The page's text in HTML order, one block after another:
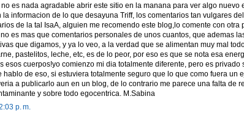
es nada agradable abrir este sitio en la manana para ver algo nuevo
la informacion de lo que desayuna Triff, los comentarios tan vulgares
de la tal IsaA, alguien me recomendo este blog,lo comente con otra
es mas que comentarios personales de unos cuantos, que ademas
que digamos, y ya lo veo, a la verdad que se alimentan muy mal
pastelitos, leche, etc, es de lo peor, por eso es que se nota esa
esos cuerpos!yo comienzo mi dia totalmente diferente, pero es privado
hablo de eso, si estuviera totalmente seguro que lo que como fuera un
a publicarlo aun en un blog, de lo contrario me parece una falta de
y sobre todo egocentrica. M.Sabina
p. m.